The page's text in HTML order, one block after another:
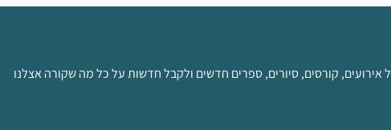
אירועים, קורסים, סיורים, ספרים חדשים ולקבל חדשות על כל מה שקורה אצלנו